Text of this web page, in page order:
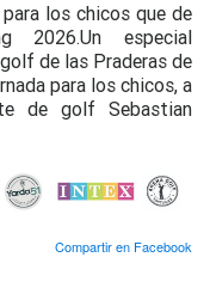
los chicos que de
2026.Un especial
de las Praderas de
para los chicos, a
de golf Sebastian
Compartir en Facebook